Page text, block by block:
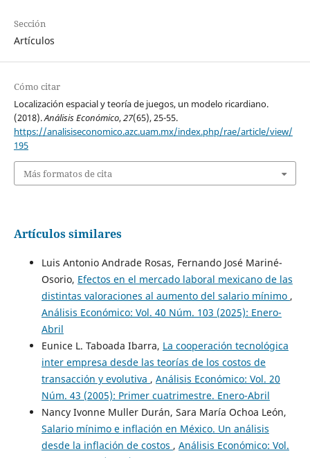
Sección
Artículos
Cómo citar
Localización espacial y teoría de juegos, un modelo ricardiano.
(2018).Análisis Económico,27(65), 25-55.
https://analisiseconomico.azc.uam.mx/index.php/rae/article/view/
195
Más formatos de cita
Artículos similares
Luis Antonio Andrade Rosas, Fernando José Mariné-
Osorio, Efectos en el mercado laboral mexicano de las
distintas valoraciones al aumento del salario mínimo ,
Análisis Económico: Vol. 40 Núm. 103 (2025): Enero-
Abril
Eunice L. Taboada Ibarra, La cooperación tecnológica
inter empresa desde las teorías de los costos de
transacción y evolutiva , Análisis Económico: Vol. 20
Núm. 43 (2005): Primer cuatrimestre. Enero-Abril
Nancy Ivonne Muller Durán, Sara María Ochoa León,
Salario mínimo e inflación en México. Un análisis
desde la inflación de costos , Análisis Económico: Vol.